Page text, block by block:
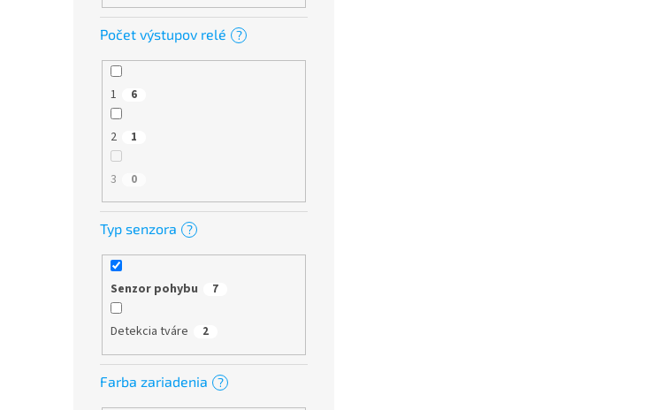
Počet výstupov relé ?
1 6
2 1
3 0
Typ senzora ?
Senzor pohybu 7
Detekcia tváre 2
Farba zariadenia ?